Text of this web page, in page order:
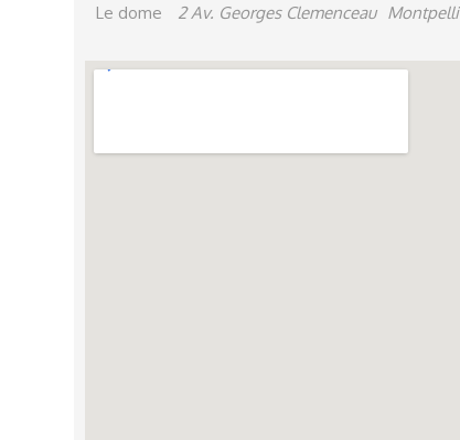
Le dome 2 Av. Georges Clemenceau